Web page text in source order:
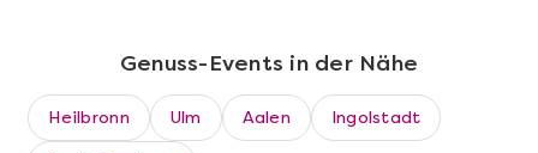
Sushi-Kochkurs@Home
Genuss-Events in der Nähe
Heilbronn Ulm Aalen Ingolstadt